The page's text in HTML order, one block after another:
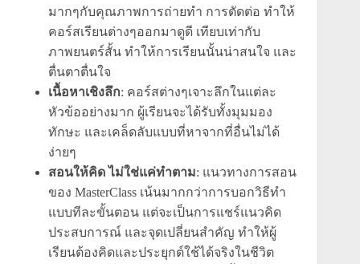
มากๆกับคุณภาพการถ่ายทำ การตัดต่อ ทำให้
คอร์สเรียนต่างๆออกมาดูดี เทียบเท่ากับ
ภาพยนตร์สั้น ทำให้การเรียนนั้นน่าสนใจ และ
ตื่นตาตื่นใจ
เนื้อหาเชิงลึก: คอร์สต่างๆเจาะลึกในแต่ละ
หัวข้ออย่างมาก ผู้เรียนจะได้รับทั้งมุมมอง
ทักษะ และเคล็ดลับแบบที่หาจากที่อื่นไม่ได้
ง่ายๆ
สอนให้คิด ไม่ใช่แค่ทำตาม: แนวทางการสอน
ของ MasterClass เน้นมากกว่าการบอกวิธีทำ
แบบทีละขั้นตอน แต่จะเป็นการแชร์แนวคิด
ประสบการณ์ และจุดเปลี่ยนสำคัญ ทำให้ผู้
เรียนต้องคิดและประยุกต์ใช้ได้จริงในชีวิต